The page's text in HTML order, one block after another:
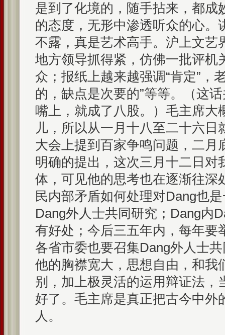
是到了化境的，随手拈来，都成
的态度，无形中渗透听众的心。
不露，真是艺术高手。沪上文艺
地方领导抓得紧，仿佛一批评机
众；报纸上越来越强调“肯定”，
的，缺点是次要的”等等。（这
嘴上，就成了八股。）毛主席大
儿，所以从一月十八至二十六日
大会上提到百家争鸣问题，二月
明确的提出，这次三月十二日对
体，可见他的思考也在逐渐往深
民内部矛盾如何处理对Dang也
Dang外人士共同研究；Dang内
有好处；今后三五年内，每年要
各省市委也要召集Dang外人士
他的胸襟宽大，思想自由，和我
别，加上极灵活的运用辩证法，
好了。毛主席是真正把古今中外
人。